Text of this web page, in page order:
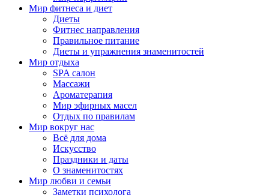
Мир фитнеса и диет
Диеты
Фитнес направления
Правильное питание
Диеты и упражнения знаменитостей
Мир отдыха
SPA салон
Массажи
Ароматерапия
Мир эфирных масел
Отдых по правилам
Мир вокруг нас
Всё для дома
Искусство
Праздники и даты
О знаменитостях
Мир любви и семьи
Заметки психолога